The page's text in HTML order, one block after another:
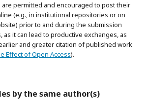
are permitted and encouraged to post their
(e.g., in institutional repositories or on
prior to and during the submission
as it can lead to productive exchanges, as
and greater citation of published work
Effect of Open Access).
by the same author(s)